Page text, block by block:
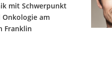
mit Schwerpunkt
am
Franklin